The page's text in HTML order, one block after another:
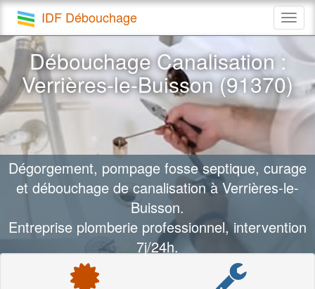
IDF Débouchage
Débouchage Canalisation :
Verrières-le-Buisson (91370)
Dégorgement, pompage fosse septique, curage
et débouchage de canalisation à Verrières-le-
Buisson.
Entreprise plomberie professionnel, intervention
7j/24h.